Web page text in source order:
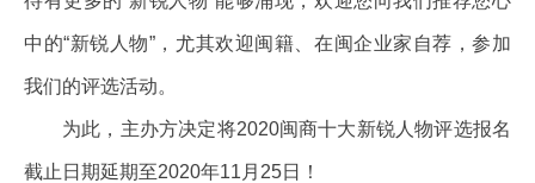
中的“新锐人物”，尤其欢迎闽籍、在闽企业家自荐，参加
我们的评选活动。
为此，主办方决定将2020闽商十大新锐人物评选报名
截止日期延期至2020年11月25日！